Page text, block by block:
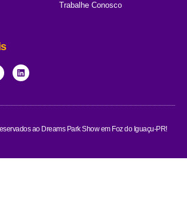
Trabalhe Conosco
ao Dreams Park Show em Foz do Iguaçu-PR!